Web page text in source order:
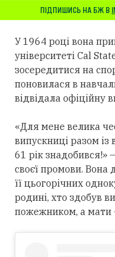
ПІДПИШИСЬ НА БЖ В
У 1964 році вона
університеті Cal
зосередитися на
поновилася в
відвідала офіційну
«Для мене велика
випускниці разом із
61 рік знадобився!»
своєї промови. Вона
її цьогорічних
родині, хто здобув
пожежником, а мати